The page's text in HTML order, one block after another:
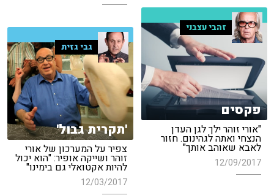
זהבי עצבני
פקסים
"אורי זוהר ילך לגן העדן
הנצחי ואתה לגהינום. חזור
לאבא שאוהב אותך"
12/09/2017
גבי גזית
'תקרית גבול'
צפיר על המערכון של אורי
זוהר ושייקה אופיר: "הוא יכול
להיות אקטואלי גם בימינו"
12/03/2017